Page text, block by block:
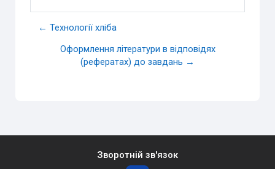
← Технології хліба
Оформлення літератури в відповідях
(рефератах) до завдань →
Зворотній зв'язок